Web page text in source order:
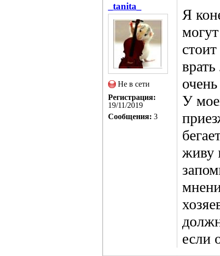
_tanita_
Не в сети
Регистрация:
19/11/2019
Сообщения: 3
Я
У
живу
если